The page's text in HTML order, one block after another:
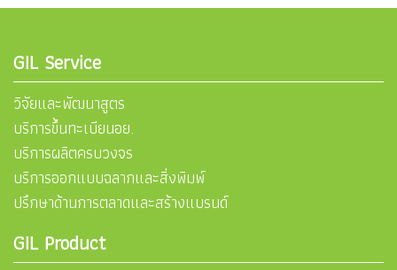
GIL Service
วิจัยและพัฒนาสูตร
บริการขึ้นทะเบียนอย.
บริการผลิตครบวงจร
บริการออกแบบฉลากและสิ่งพิมพ์
ปรึกษาด้านการตลาดและสร้างแบรนด์
GIL Product